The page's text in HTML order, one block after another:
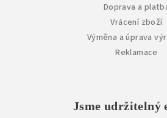
Doprava a
Vrácení zboží
Výměna a úprava
Reklamace
Jsme udržitelný